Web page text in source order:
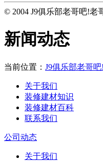
© 2004 J9俱乐部老哥吧!老
新闻动态
当前位置： J9俱乐部老哥
关于我们
装修建材知识
装修建材百科
联系我们
公司动态
关于我们